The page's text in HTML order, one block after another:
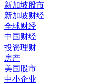
新加坡股市
新加坡财经
全球财经
中国财经
投资理财
房产
美国股市
中小企业